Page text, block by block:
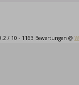
/ 10 - 1163 Bewertungen @